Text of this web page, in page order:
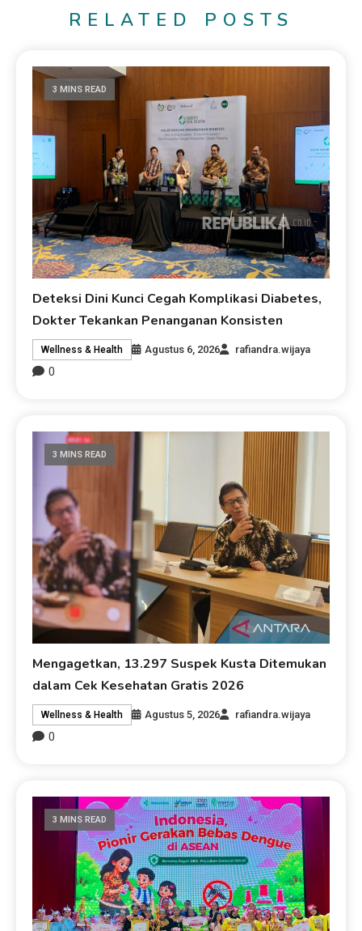
RELATED POSTS
3 MINS READ
Deteksi Dini Kunci Cegah Komplikasi Diabetes,
Dokter Tekankan Penanganan Konsisten
Wellness & Health Agustus 6, 2026 rafiandra.wijaya
0
3 MINS READ
Mengagetkan, 13.297 Suspek Kusta Ditemukan
dalam Cek Kesehatan Gratis 2026
Wellness & Health Agustus 5, 2026 rafiandra.wijaya
0
3 MINS READ